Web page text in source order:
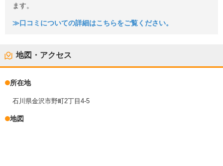
ます。
≫口コミについての詳細はこちらをご覧ください。
地図・アクセス
所在地
石川県金沢市野町2丁目4-5
地図